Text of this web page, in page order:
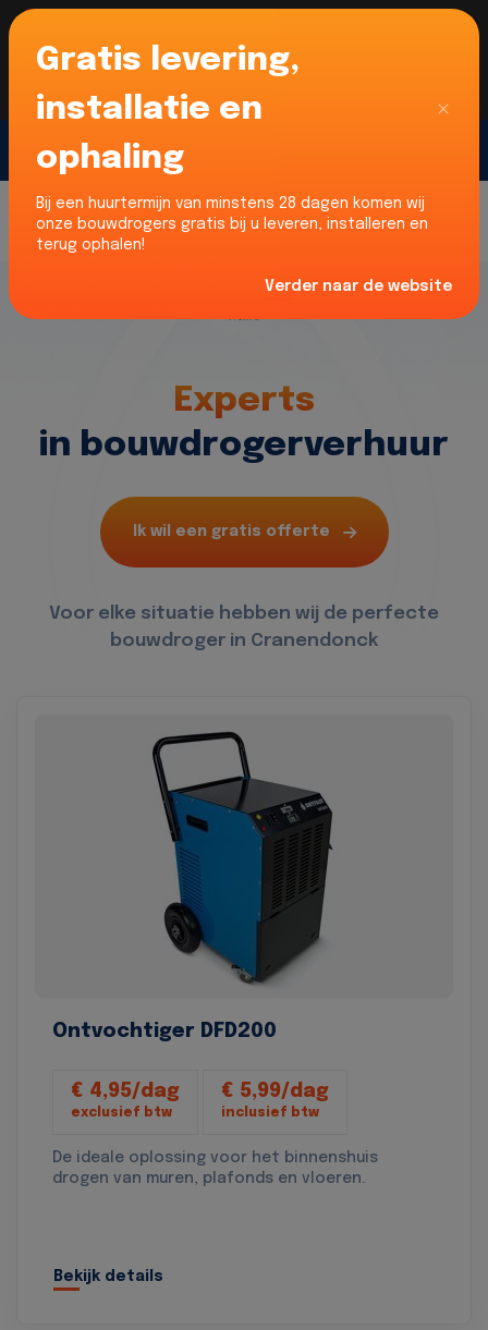
Voor onze Nederlandse klanten... Wij zijn maar
liefst 52% goedkoper dan verhuurders uit NL -
limburg en Noord-Brabant!
Home
Experts
in bouwdrogerverhuur
Ik wil een gratis offerte
Voor elke situatie hebben wij de perfecte
bouwdroger in Cranendonck
Ontvochtiger DFD200
€ 4,95/dag
exclusief btw
€ 5,99/dag
inclusief btw
De ideale oplossing voor het binnenshuis
drogen van muren, plafonds en vloeren.
Bekijk details
Gratis levering,
installatie en
ophaling
Bij een huurtermijn van minstens 28 dagen komen wij
onze bouwdrogers gratis bij u leveren, installeren en
terug ophalen!
Verder naar de website